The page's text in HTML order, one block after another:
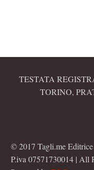
TESTATA
TORINO,
© 2017 Tagli.me
P.iva 07571730014 | All